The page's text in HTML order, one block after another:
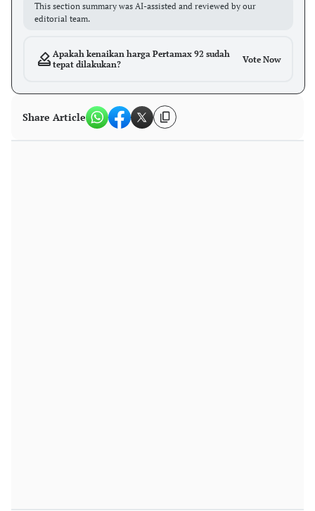
This section summary was AI-assisted and reviewed by our
editorial team.
Apakah kenaikan harga Pertamax 92 sudah
tepat dilakukan?
Vote Now
Share Article